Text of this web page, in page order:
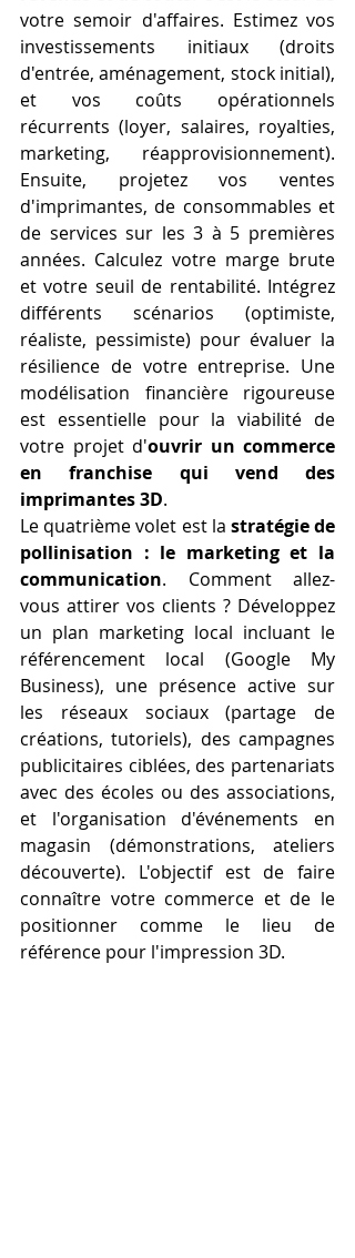
votre semoir d'affaires. Estimez vos
investissements initiaux (droits
d'entrée, aménagement, stock initial),
et vos coûts opérationnels
récurrents (loyer, salaires, royalties,
marketing, réapprovisionnement).
Ensuite, projetez vos ventes
d'imprimantes, de consommables et
de services sur les 3 à 5 premières
années. Calculez votre marge brute
et votre seuil de rentabilité. Intégrez
différents scénarios (optimiste,
réaliste, pessimiste) pour évaluer la
résilience de votre entreprise. Une
modélisation financière rigoureuse
est essentielle pour la viabilité de
votre projet d'ouvrir un commerce
en franchise qui vend des
imprimantes 3D.
Le quatrième volet est la stratégie de
pollinisation : le marketing et la
communication. Comment allez-
vous attirer vos clients ? Développez
un plan marketing local incluant le
référencement local (Google My
Business), une présence active sur
les réseaux sociaux (partage de
créations, tutoriels), des campagnes
publicitaires ciblées, des partenariats
avec des écoles ou des associations,
et l'organisation d'événements en
magasin (démonstrations, ateliers
découverte). L'objectif est de faire
connaître votre commerce et de le
positionner comme le lieu de
référence pour l'impression 3D.